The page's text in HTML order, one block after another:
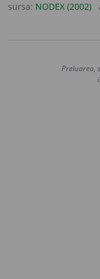
sursa: NODEX (2002)
Preluarea,